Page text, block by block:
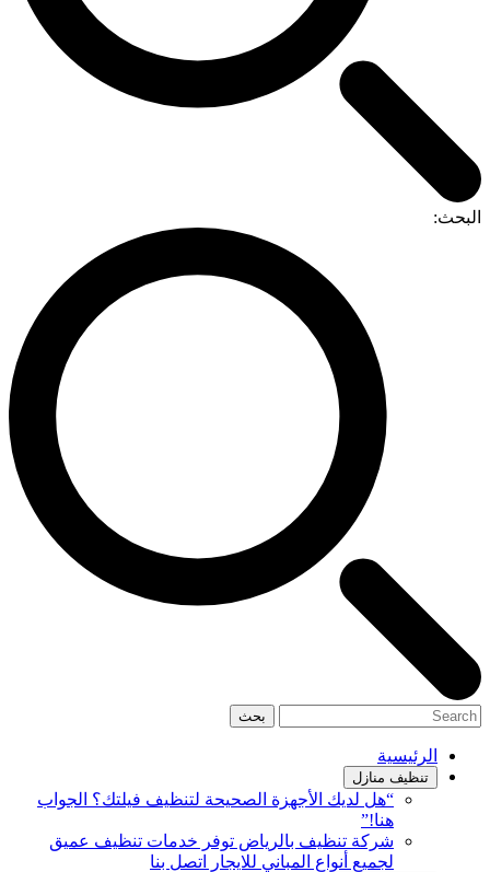
بحث
الرئيسية
تنظيف منازل
“هل لديك الأجهزة الصحيحة لتنظيف فيلتك؟ الجواب
هنا!”
شركة تنظيف بالرياض توفر خدمات تنظيف عميق
لجميع أنواع المباني للايجار اتصل بنا